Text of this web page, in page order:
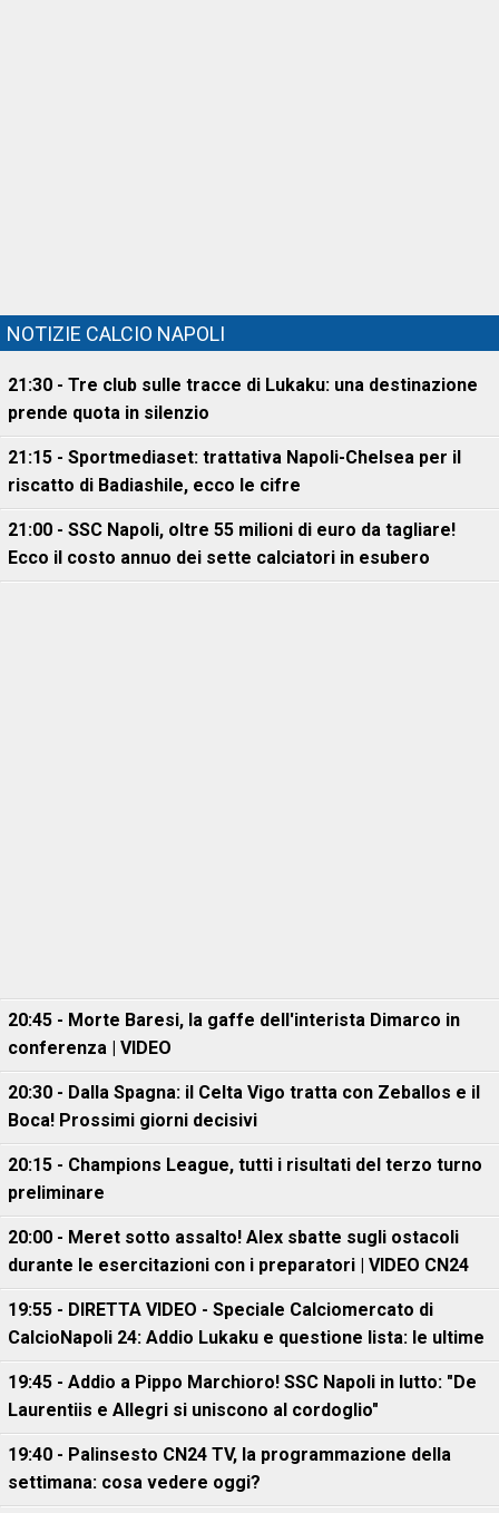
NOTIZIE CALCIO NAPOLI
21:30 - Tre club sulle tracce di Lukaku: una destinazione
prende quota in silenzio
21:15 - Sportmediaset: trattativa Napoli-Chelsea per il
riscatto di Badiashile, ecco le cifre
21:00 - SSC Napoli, oltre 55 milioni di euro da tagliare!
Ecco il costo annuo dei sette calciatori in esubero
20:45 - Morte Baresi, la gaffe dell'interista Dimarco in
conferenza | VIDEO
20:30 - Dalla Spagna: il Celta Vigo tratta con Zeballos e il
Boca! Prossimi giorni decisivi
20:15 - Champions League, tutti i risultati del terzo turno
preliminare
20:00 - Meret sotto assalto! Alex sbatte sugli ostacoli
durante le esercitazioni con i preparatori | VIDEO CN24
19:55 - DIRETTA VIDEO - Speciale Calciomercato di
CalcioNapoli 24: Addio Lukaku e questione lista: le ultime
19:45 - Addio a Pippo Marchioro! SSC Napoli in lutto: "De
Laurentiis e Allegri si uniscono al cordoglio"
19:40 - Palinsesto CN24 TV, la programmazione della
settimana: cosa vedere oggi?